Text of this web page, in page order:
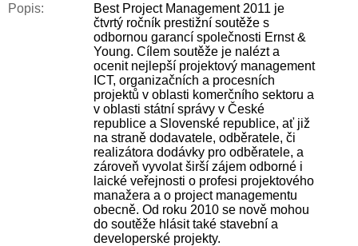
Popis:
Best Project Management 2011 je
čtvrtý ročník prestižní soutěže s
odbornou garancí společnosti Ernst &
Young. Cílem soutěže je nalézt a
ocenit nejlepší projektový management
ICT, organizačních a procesních
projektů v oblasti komerčního sektoru a
v oblasti státní správy v České
republice a Slovenské republice, ať již
na straně dodavatele, odběratele, či
realizátora dodávky pro odběratele, a
zároveň vyvolat širší zájem odborné i
laické veřejnosti o profesi projektového
manažera a o project managementu
obecně. Od roku 2010 se nově mohou
do soutěže hlásit také stavební a
developerské projekty.